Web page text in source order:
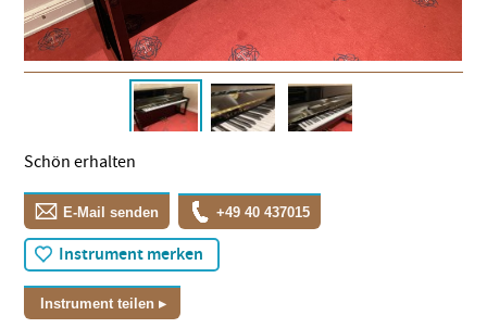
Schön erhalten
E-Mail senden +49 40 437015
Instrument merken
Instrument teilen